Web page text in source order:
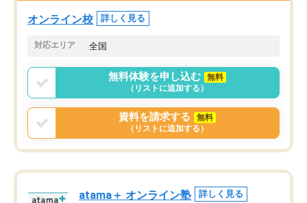
オンライン校 詳しく見る
対応エリア 全国
無料体験を申し込む
無料
（リストに追加する）
資料を請求する
無料
（リストに追加する）
atama＋ オンライン塾 詳しく見る